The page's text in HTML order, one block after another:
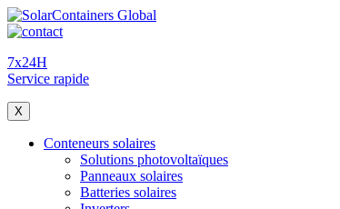
7x24H
Service rapide
X
Conteneurs solaires
Solutions photovoltaïques
Panneaux solaires
Batteries solaires